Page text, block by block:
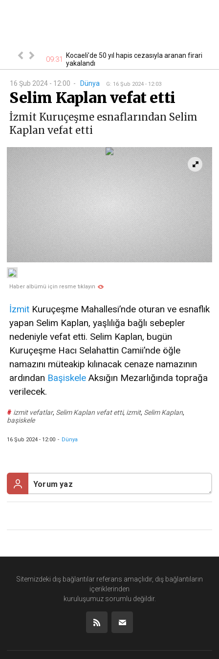
sağ
09:31 Kocaeli’de 50 yıl hapis cezasıyla aranan firari
yakalandı
16 Şub 2024 - 12:00 - Dünya G: 16 Şub 2024 - 12:03
Selim Kaplan vefat etti
İzmit Kuruçeşme esnaflarından Selim
Kaplan vefat etti
Haber albümü için resme tıklayın
İzmit Kuruçeşme Mahallesi’nde oturan ve esnaflık
yapan Selim Kaplan, yaşlılığa bağlı sebepler
nedeniyle vefat etti. Selim Kaplan, bugün
Kuruçeşme Hacı Selahattin Camii’nde öğle
namazını müteakip kılınacak cenaze namazının
ardından Başiskele Aksığın Mezarlığında toprağa
verilecek.
# izmit vefatlar, Selim Kaplan vefat etti, izmit, Selim Kaplan,
başiskele
16 Şub 2024 - 12:00 - Dünya
Sitemizdeki dış bağlantılar referans amaçlıdır, dış bağlantıların
içeriklerinden
kuruluşumuz sorumlu değildir.